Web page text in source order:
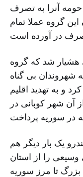
آنرا به تصرف
گروه عملا تمام
هشیار شد که گروه
شهروندان بی گناه
و به تهدید اقلیم
آن شهر کوبانی در
یک بار دیگر هم
را از استان
بزرگ تا مرز سوریه